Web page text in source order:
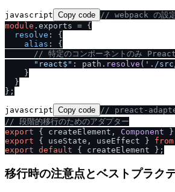
javascript Copy code // webpack の設
module . exports = {
resolve : {
alias : {
// 特定のコンポーネントのみ
"react$" : path. resolve ( '. /src
    }
  }
javascript Copy code // preact-
// 段階的移行のためのアダプター
export { createElement, Component }
export { useState, useEffect } from
export default
移行時の注意点とベストプラク